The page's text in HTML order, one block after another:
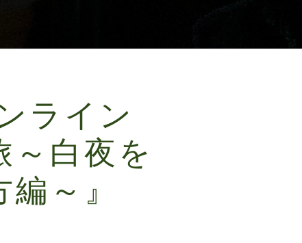
ライン
白夜を
～』